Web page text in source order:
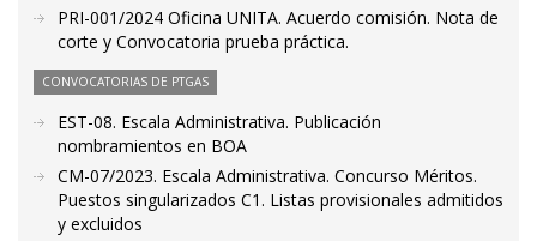
PRI-001/2024 Oficina UNITA. Acuerdo comisión. Nota de
corte y Convocatoria prueba práctica.
CONVOCATORIAS DE PTGAS
EST-08. Escala Administrativa. Publicación
nombramientos en BOA
CM-07/2023. Escala Administrativa. Concurso Méritos.
Puestos singularizados C1. Listas provisionales admitidos
y excluidos